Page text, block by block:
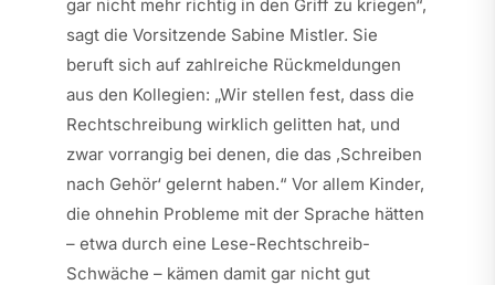
gar nicht mehr richtig in den Griff zu kriegen“,
sagt die Vorsitzende Sabine Mistler. Sie
beruft sich auf zahlreiche Rückmeldungen
aus den Kollegien: „Wir stellen fest, dass die
Rechtschreibung wirklich gelitten hat, und
zwar vorrangig bei denen, die das ,Schreiben
nach Gehör‘ gelernt haben.“ Vor allem Kinder,
die ohnehin Probleme mit der Sprache hätten
– etwa durch eine Lese-Rechtschreib-
Schwäche – kämen damit gar nicht gut